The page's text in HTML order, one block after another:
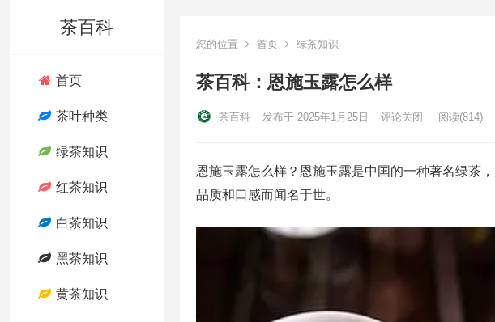
茶百科
首页
茶叶种类
绿茶知识
红茶知识
白茶知识
黑茶知识
黄茶知识
您的位置 首页 绿茶知识
茶百科：恩施玉露怎么样
茶百科 发布于 2025年1月25日 评论关闭 阅读(814)
恩施玉露怎么样？恩施玉露是中国的一种著名绿茶
品质和口感而闻名于世。